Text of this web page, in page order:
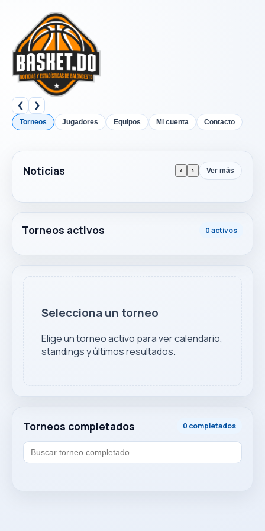
❮ ❯
Torneos Jugadores Equipos Mi cuenta Contacto
Noticias ‹ › Ver más
Torneos activos 0 activos
Torneos completados 0 completados
Selecciona un torneo
Elige un torneo activo para ver calendario,
standings y últimos resultados.